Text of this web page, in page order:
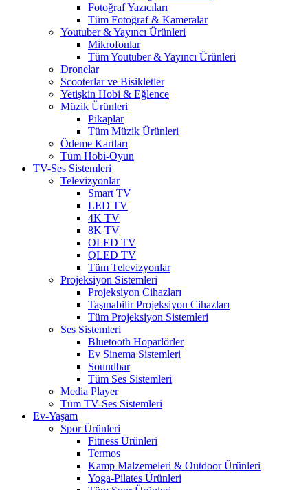
Fotoğraf Yazıcıları
Tüm Fotoğraf & Kameralar
Youtuber & Yayıncı Ürünleri
Mikrofonlar
Tüm Youtuber & Yayıncı Ürünleri
Dronelar
Scooterlar ve Bisikletler
Yetişkin Hobi & Eğlence
Müzik Ürünleri
Pikaplar
Tüm Müzik Ürünleri
Ödeme Kartları
Tüm Hobi-Oyun
TV-Ses Sistemleri
Televizyonlar
Smart TV
LED TV
4K TV
8K TV
OLED TV
QLED TV
Tüm Televizyonlar
Projeksiyon Sistemleri
Projeksiyon Cihazları
Taşınabilir Projeksiyon Cihazları
Tüm Projeksiyon Sistemleri
Ses Sistemleri
Bluetooth Hoparlörler
Ev Sinema Sistemleri
Soundbar
Tüm Ses Sistemleri
Media Player
Tüm TV-Ses Sistemleri
Ev-Yaşam
Spor Ürünleri
Fitness Ürünleri
Termos
Kamp Malzemeleri & Outdoor Ürünleri
Yoga-Pilates Ürünleri